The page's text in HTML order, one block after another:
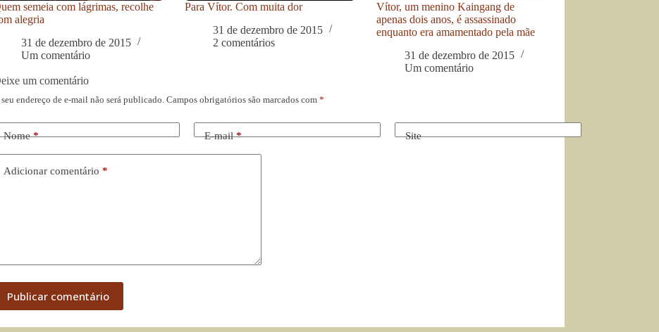
semeia com lágrimas, recolhe
alegria
31 de dezembro de 2015
Um comentário
Para Vítor. Com muita dor
31 de dezembro de 2015
2 comentários
Vítor, um menino Kaingang de
apenas dois anos, é assassinado
enquanto era amamentado pela mãe
31 de dezembro de 2015
Um comentário
um comentário
endereço de e-mail não será publicado. Campos obrigatórios são marcados com *
Nome* E-mail* Site
Adicionar comentário *
Publicar comentário